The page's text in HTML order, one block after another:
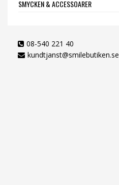
SMYCKEN & ACCESSOARER
08-540 221 40
kundtjanst@smilebutiken.se